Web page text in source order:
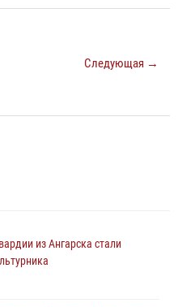
Следующая →
из Ангарска стали